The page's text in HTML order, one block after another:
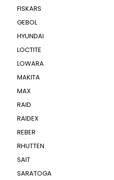
FISKARS
GEBOL
HYUNDAI
LOCTITE
LOWARA
MAKITA
MAX
RAID
RAIDEX
REBER
RHUTTEN
SAIT
SARATOGA